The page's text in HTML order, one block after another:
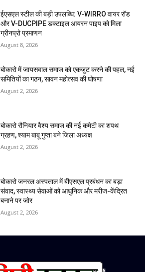
ईएसएल स्टील की बड़ी उपलब्धि: V-WIRRO वायर रॉड
और V-DUCPIPE डक्टाइल आयरन पाइप को मिला
ग्रीनप्रो प्रमाणन
August 8, 2026
बोकारो में जायसवाल समाज को एकजुट करने की पहल, नई
समितियों का गठन, सावन महोत्सव की घोषणा
August 2, 2026
बोकारो रौनियार वैश्य समाज की नई कमेटी का शपथ
ग्रहण, श्याम बाबू गुप्ता बने जिला अध्यक्ष
August 2, 2026
बोकारो जनरल अस्पताल में बीएसएल प्रबंधन का बड़ा
संवाद, स्वास्थ्य सेवाओं को आधुनिक और मरीज-केंद्रित
बनाने पर जोर
August 2, 2026